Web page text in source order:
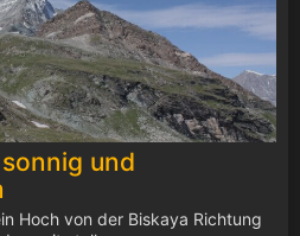
und
Hoch von der Biskaya Richtung